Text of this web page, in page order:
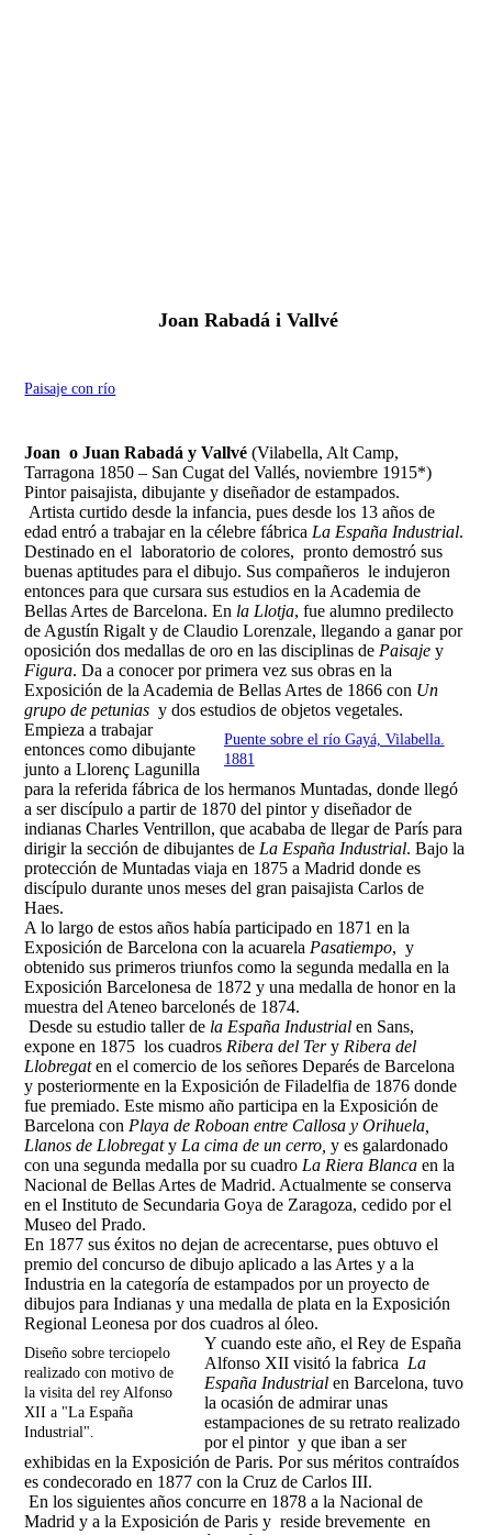
Joan Rabadá i Vallvé
Paisaje con río
Joan o Juan Rabadá y Vallvé (Vilabella, Alt Camp,
Tarragona 1850 – San Cugat del Vallés, noviembre 1915*)
Pintor paisajista, dibujante y diseñador de estampados.
Artista curtido desde la infancia, pues desde los 13 años de
edad entró a trabajar en la célebre fábrica La España Industrial.
Destinado en el laboratorio de colores, pronto demostró sus
buenas aptitudes para el dibujo. Sus compañeros le indujeron
entonces para que cursara sus estudios en la Academia de
Bellas Artes de Barcelona. En la Llotja, fue alumno predilecto
de Agustín Rigalt y de Claudio Lorenzale, llegando a ganar por
oposición dos medallas de oro en las disciplinas de Paisajey
Figura. Da a conocer por primera vez sus obras en la
Exposición de la Academia de Bellas Artes de 1866 con Un
grupo de petuniasy dos estudios de objetos vegetales.
Puente sobre el río Gayá, Vilabella.
1881
Empieza a trabajar
entonces como dibujante
junto a Llorenç Lagunilla
para la referida fábrica de los hermanos Muntadas, donde llegó
a ser discípulo a partir de 1870 del pintor y diseñador de
indianas Charles Ventrillon, que acababa de llegar de París para
dirigir la sección de dibujantes de La España Industrial. Bajo la
protección de Muntadas viaja en 1875 a Madrid donde es
discípulo durante unos meses del gran paisajista Carlos de
Haes.
A lo largo de estos años había participado en 1871 en la
Exposición de Barcelona con la acuarela Pasatiempo, y
obtenido sus primeros triunfos como la segunda medalla en la
Exposición Barcelonesa de 1872 y una medalla de honor en la
muestra del Ateneo barcelonés de 1874.
Desde su estudio taller de la España Industrial en Sans,
expone en 1875 los cuadros Ribera del Tery Ribera del
Llobregaten el comercio de los señores Deparés de Barcelona
y posteriormente en la Exposición de Filadelfia de 1876 donde
fue premiado. Este mismo año participa en la Exposición de
Barcelona con Playa de Roboan entre Callosa y Orihuela,
Llanos de Llobregaty La cima de un cerro, y es galardonado
con una segunda medalla por su cuadro La Riera Blanca en la
Nacional de Bellas Artes de Madrid. Actualmente se conserva
en el Instituto de Secundaria Goya de Zaragoza, cedido por el
Museo del Prado.
En 1877 sus éxitos no dejan de acrecentarse, pues obtuvo el
premio del concurso de dibujo aplicado a las Artes y a la
Industria en la categoría de estampados por un proyecto de
dibujos para Indianas y una medalla de plata en la Exposición
Regional Leonesa por dos cuadros al óleo.
Diseño sobre terciopelo
realizado con motivo de
la visita del rey Alfonso
XII a "La España
Industrial".
Y cuando este año, el Rey de España
Alfonso XII visitó la fabrica La
España Industrial en Barcelona, tuvo
la ocasión de admirar unas
estampaciones de su retrato realizado
por el pintor y que iban a ser
exhibidas en la Exposición de Paris. Por sus méritos contraídos
es condecorado en 1877 con la Cruz de Carlos III.
En los siguientes años concurre en 1878 a la Nacional de
Madrid y a la Exposición de Paris y reside brevemente en